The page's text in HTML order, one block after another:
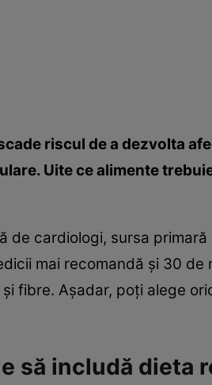
riscul de a dezvolta
Uite ce alimente
de cardiologi, sursa
mai recomandă şi 30
fibre. Aşadar, poţi alege
să includă dieta